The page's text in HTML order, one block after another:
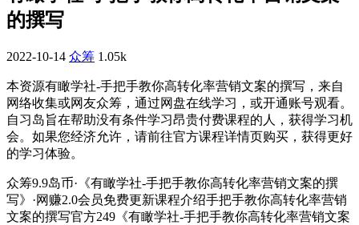
的撰写
2022-10-14 众筹 1.05k
本资源有瞰学社-手把手教你高转化率营销文案的撰写，来自
网络收集或网友众筹，通过网盘在线学习，或开通账号观看。
自习岛旨在帮助没有条件学习昂贵付费课程的人，获得学习机
会。如果您经济允许，请前往官方课程详情页购买，获得更好
的学习体验。
众筹9.9岛币·《有瞰学社-手把手教你高转化率营销文案的撰
写》·网赚2.0会员免费更新课程介绍手把手教你高转化率营销
文案的撰写官方249《有瞰学社-手把手教你高转化率营销文案